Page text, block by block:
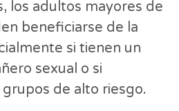
los adultos mayores de
beneficiarse de la
si tienen un
sexual o si
de alto riesgo.